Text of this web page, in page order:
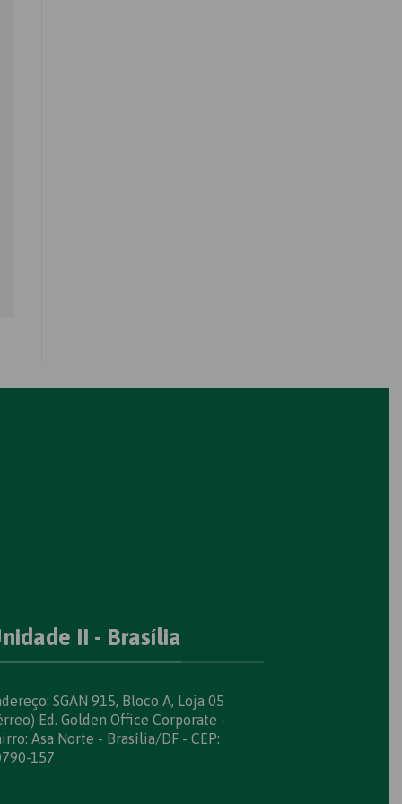
II - Brasília
SGAN 915, Bloco A, Loja 05
Ed. Golden Office Corporate -
Asa Norte - Brasília/DF - CEP:
157